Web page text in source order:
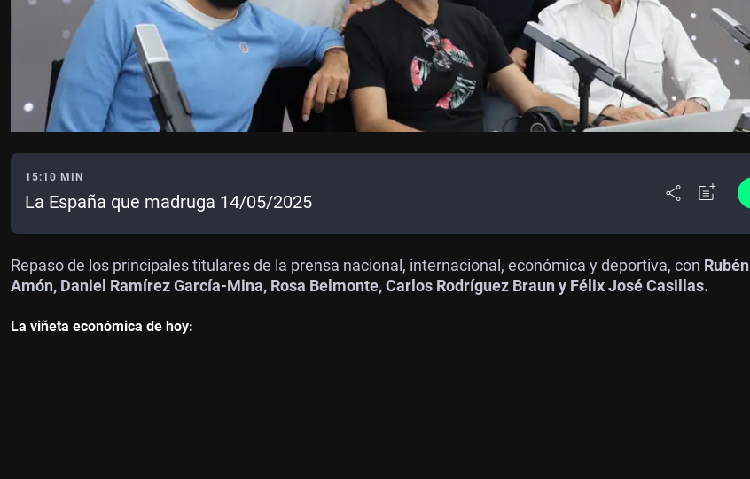
15:10 MIN
La España que madruga 14/05/2025
Repaso de los principales titulares de la prensa nacional, internacional, económica y deportiva, con Rubén
Amón, Daniel Ramírez García-Mina, Rosa Belmonte, Carlos Rodríguez Braun y Félix José Casillas.
La viñeta económica de hoy: